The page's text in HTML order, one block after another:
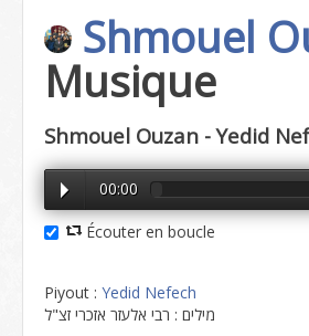
Shmouel
Musique
Shmouel Ouzan - Yedid
00:00
Écouter en boucle
Piyout : Yedid Nefech
מילים : רבי אלעזר אזכרי זצ"ל